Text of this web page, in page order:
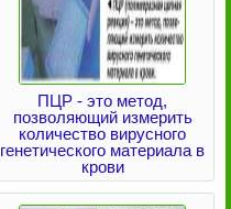
ПЦР - это метод,
позволяющий измерить
количество вирусного
генетического материала в
крови